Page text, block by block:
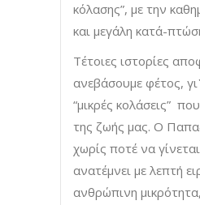
κόλασης”, με την
και μεγάλη κατά-
Τέτοιες ιστορίες
ανεβάσουμε φέτος,
“μικρές κολάσεις”
της ζωής μας. Ο
χωρίς ποτέ να
ανατέμνει με λεπτή
ανθρώπινη